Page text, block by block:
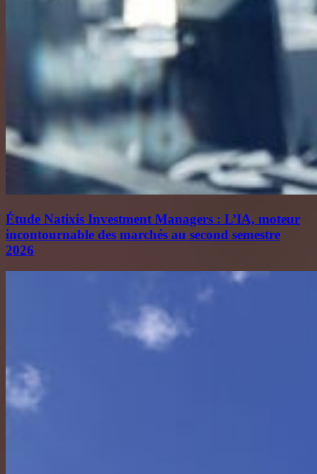
Étude Natixis Investment Managers : L’IA, moteur
incontournable des marchés au second semestre
2026